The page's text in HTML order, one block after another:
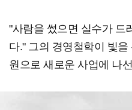
"사람을 썼으면 실수가 드
다." 그의 경영철학이 빛
원으로 새로운 사업에 나